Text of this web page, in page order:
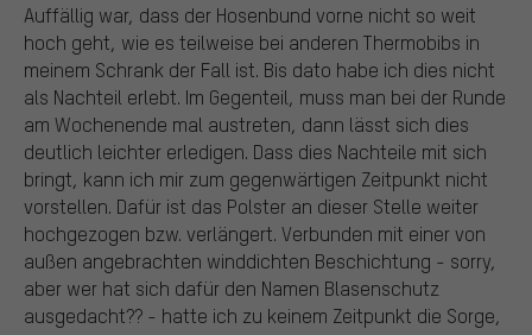
Auffällig war, dass der Hosenbund vorne nicht so weit
hoch geht, wie es teilweise bei anderen Thermobibs in
meinem Schrank der Fall ist. Bis dato habe ich dies nicht
als Nachteil erlebt. Im Gegenteil, muss man bei der Runde
am Wochenende mal austreten, dann lässt sich dies
deutlich leichter erledigen. Dass dies Nachteile mit sich
bringt, kann ich mir zum gegenwärtigen Zeitpunkt nicht
vorstellen. Dafür ist das Polster an dieser Stelle weiter
hochgezogen bzw. verlängert. Verbunden mit einer von
außen angebrachten winddichten Beschichtung - sorry,
aber wer hat sich dafür den Namen Blasenschutz
ausgedacht?? - hatte ich zu keinem Zeitpunkt die Sorge,